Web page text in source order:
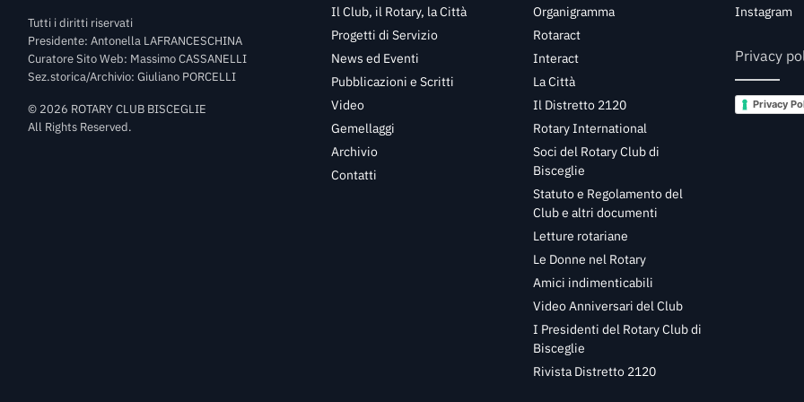
Tutti i diritti riservati
Presidente: Antonella LAFRANCESCHINA
Curatore Sito Web: Massimo CASSANELLI
Sez.storica/Archivio: Giuliano PORCELLI
© 2026 ROTARY CLUB BISCEGLIE
All Rights Reserved.
Il Club, il Rotary, la Città
Progetti di Servizio
News ed Eventi
Pubblicazioni e Scritti
Video
Gemellaggi
Archivio
Contatti
Organigramma
Rotaract
Interact
La Città
Il Distretto 2120
Rotary International
Soci del Rotary Club di
Bisceglie
Statuto e Regolamento del
Club e altri documenti
Letture rotariane
Le Donne nel Rotary
Amici indimenticabili
Video Anniversari del Club
I Presidenti del Rotary Club di
Bisceglie
Rivista Distretto 2120
Instagram
Privacy
Privacy